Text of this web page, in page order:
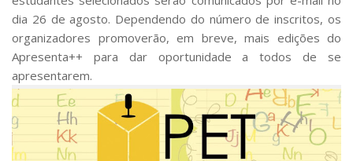
dia 26 de agosto. Dependendo do número de inscritos, os
organizadores promoverão, em breve, mais edições do
Apresenta++ para dar oportunidade a todos de se
apresentarem.